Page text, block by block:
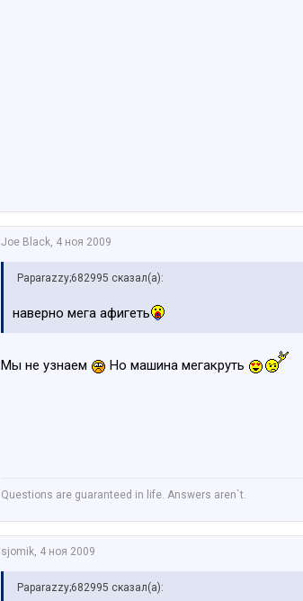
Joe Black, 4 ноя 2009
Paparazzy;682995 сказал(а):
наверно мега афигеть
Мы не узнаем Но машина мегакруть
Questions are guaranteed in life. Answers aren`t.
sjomik, 4 ноя 2009
Paparazzy;682995 сказал(а):